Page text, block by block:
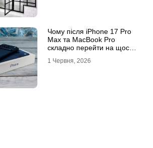
Чому після iPhone 17 Pro
Max та MacBook Pro
складно перейти на щось
1 Червня, 2026